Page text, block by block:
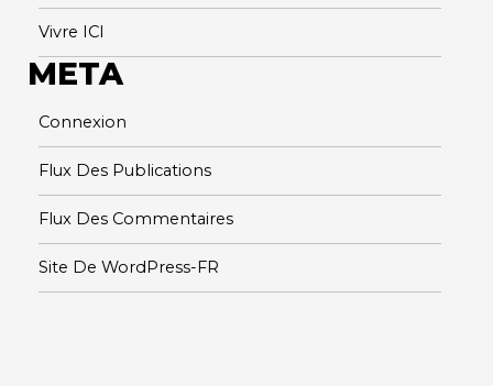
Vivre ICI
META
Connexion
Flux Des Publications
Flux Des Commentaires
Site De WordPress-FR